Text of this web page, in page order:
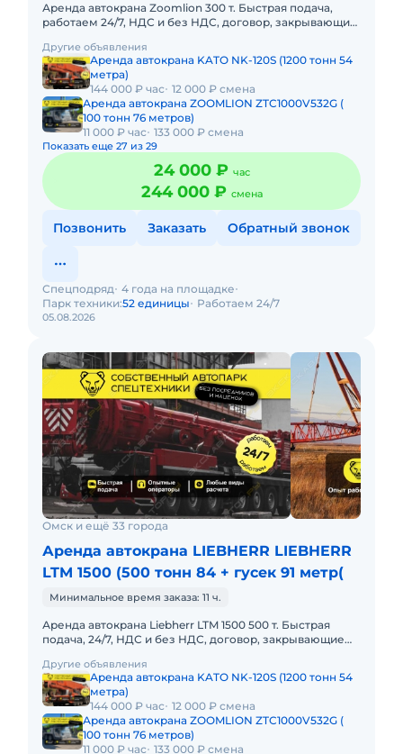
Аренда автокрана Zoomlion 300 т. Быстрая подача,
работаем 24/7, НДС и без НДС, договор, закрывающие
ZAT3000V 300 ТОННПредо
Другие объявления
Аренда автокрана KATO NK-120S (1200 тонн 54
метра)
144 000 ₽ час
12 000 ₽ смена
Аренда автокрана ZOOMLION ZTC1000V532G (
100 тонн 76 метров)
11 000 ₽ час 133 000 ₽ смена
Показать еще 27 из 29
24 000 ₽ час
244 000 ₽ смена
Позвонить Заказать Обратный звонок
05.08.2026
Спецподряд 4 года на площадке
Парк техники:52 единицы Работаем 24/7
Омск и ещё 33 города
Аренда автокрана LIEBHERR LIEBHERR
LTM 1500 (500 тонн 84 + гусек 91 метр(
Минимальное время заказа: 11 ч.
Аренда автокрана Liebherr LTM 1500 500 т. Быстрая
подача, 24/7, НДС и без НДС, договор, закрывающие
500 ТОННПредо
Другие объявления
Аренда автокрана KATO NK-120S (1200 тонн 54
метра)
144 000 ₽ час
12 000 ₽ смена
Аренда автокрана ZOOMLION ZTC1000V532G (
100 тонн 76 метров)
11 000 ₽ час 133 000 ₽ смена